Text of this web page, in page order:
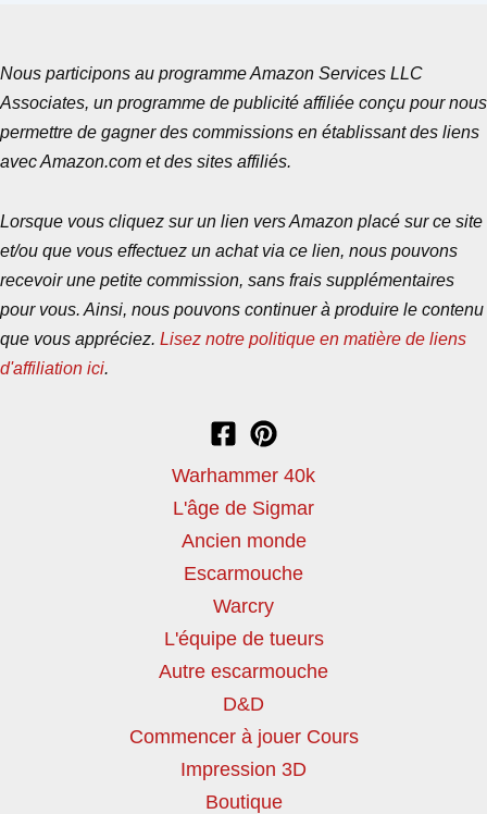
Nous participons au programme Amazon Services LLC
Associates, un programme de publicité affiliée conçu pour nous
permettre de gagner des commissions en établissant des liens
avec Amazon.com et des sites affiliés.
Lorsque vous cliquez sur un lien vers Amazon placé sur ce site
et/ou que vous effectuez un achat via ce lien, nous pouvons
recevoir une petite commission, sans frais supplémentaires
pour vous. Ainsi, nous pouvons continuer à produire le contenu
que vous appréciez. Lisez notre politique en matière de liens
d'affiliation ici.
Warhammer 40k
L'âge de Sigmar
Ancien monde
Escarmouche
Warcry
L'équipe de tueurs
Autre escarmouche
D&D
Commencer à jouer Cours
Impression 3D
Boutique